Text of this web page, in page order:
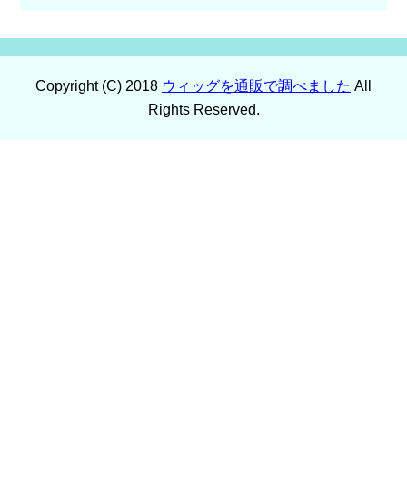
Copyright (C) 2018 ウィッグを通販で調べました All
Rights Reserved.